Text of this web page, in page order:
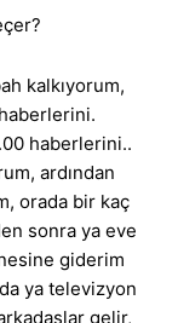
kalkıyorum,
haberlerini..
ardından
orada bir kaç
sonra ya eve
giderim
ya televizyon
gelir,